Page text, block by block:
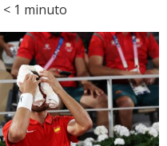
< 1 minuto